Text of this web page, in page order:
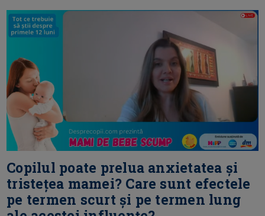
Copilul poate prelua anxietatea și
tristețea mamei? Care sunt efectele
pe termen scurt și pe termen lung